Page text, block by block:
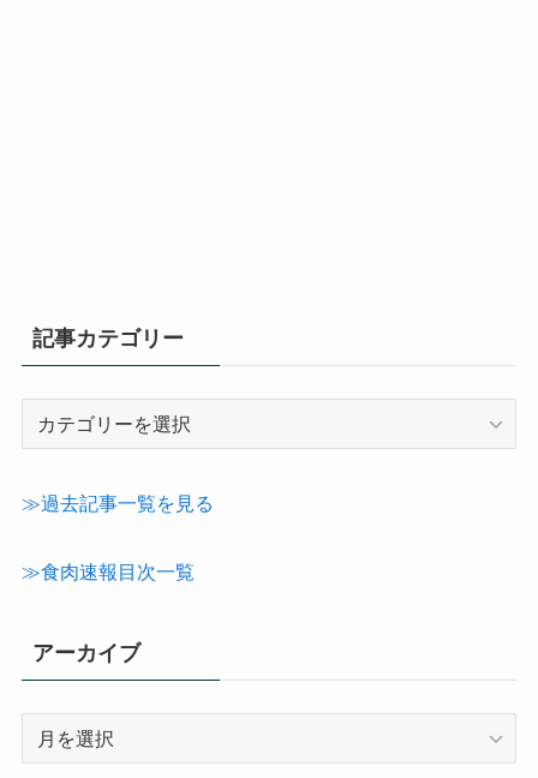
記事カテゴリー
テ
≫過去記事一覧を見る
≫食肉速報目次一覧
アーカイブ